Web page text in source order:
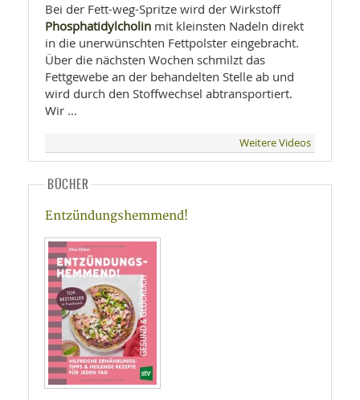
Bei der Fett-weg-Spritze wird der Wirkstoff
Phosphatidylcholin mit kleinsten Nadeln direkt
in die unerwünschten Fettpolster eingebracht.
Über die nächsten Wochen schmilzt das
Fettgewebe an der behandelten Stelle ab und
wird durch den Stoffwechsel abtransportiert.
Wir …
Weitere Videos
BÜCHER
Entzündungshemmend!